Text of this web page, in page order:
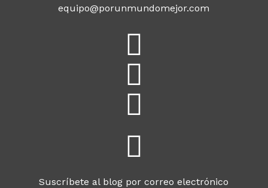
equipo@porunmundomejor.com
Suscríbete al blog por correo electrónico